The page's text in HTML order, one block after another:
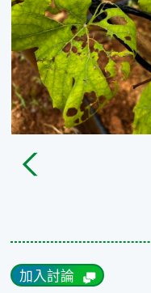
加入討論